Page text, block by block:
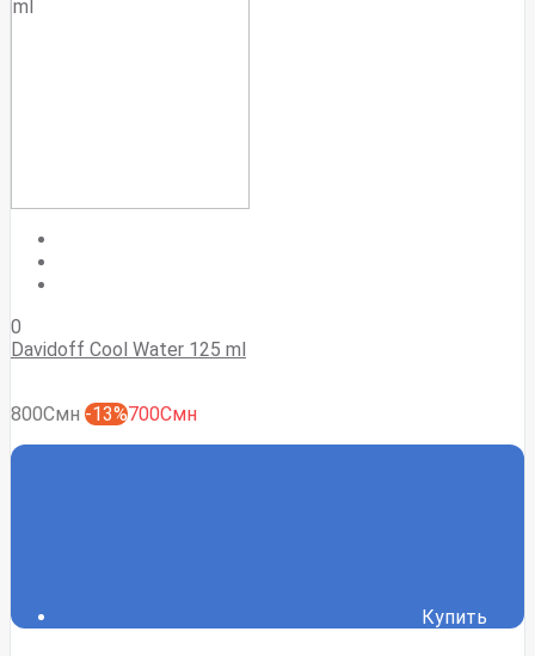
0
Davidoff Cool Water 125 ml
800Смн -13%700Смн
Купить